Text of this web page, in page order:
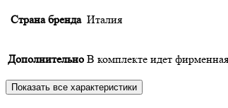
Страна бренда Италия
Дополнительно В комплекте идет
Показать все характеристики